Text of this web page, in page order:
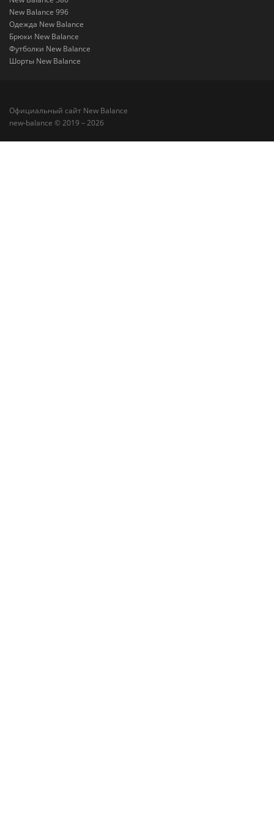
New Balance 996
Одежда New Balance
Брюки New Balance
Футболки New Balance
Шорты New Balance
Официальный сайт New Balance
new-balance © 2019 – 2026